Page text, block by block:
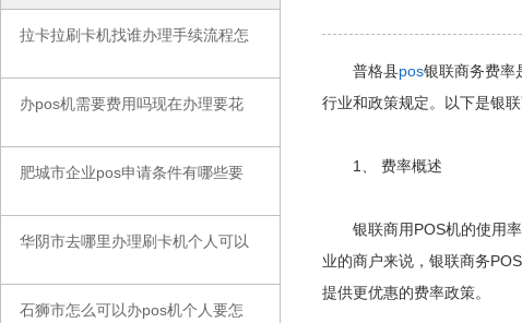
拉卡拉刷卡机找谁办理手续流程怎
办pos机需要费用吗现在办理要花
肥城市企业pos申请条件有哪些要
华阴市去哪里办理刷卡机个人可以
石狮市怎么可以办pos机个人要怎
普格县pos银联商务费率
行业和政策规定。以下是银
1、 费率概述
银联商用POS机的使用率
业的商户来说，银联商务
提供更优惠的费率政策。